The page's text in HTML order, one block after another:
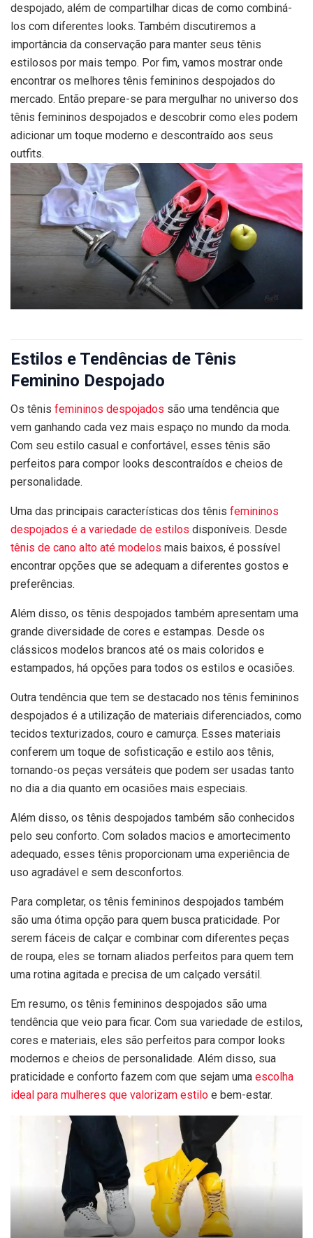
despojado, além de compartilhar dicas de como combiná-
los com diferentes looks. Também discutiremos a
importância da conservação para manter seus tênis
estilosos por mais tempo. Por fim, vamos mostrar onde
encontrar os melhores tênis femininos despojados do
mercado. Então prepare-se para mergulhar no universo dos
tênis femininos despojados e descobrir como eles podem
adicionar um toque moderno e descontraído aos seus
outfits.
Estilos e Tendências de Tênis
Feminino Despojado
Os tênis femininos despojados são uma tendência que
vem ganhando cada vez mais espaço no mundo da moda.
Com seu estilo casual e confortável, esses tênis são
perfeitos para compor looks descontraídos e cheios de
personalidade.
Uma das principais características dos tênis femininos
despojados é a variedade de estilos disponíveis. Desde
tênis de cano alto até modelos mais baixos, é possível
encontrar opções que se adequam a diferentes gostos e
preferências.
Além disso, os tênis despojados também apresentam uma
grande diversidade de cores e estampas. Desde os
clássicos modelos brancos até os mais coloridos e
estampados, há opções para todos os estilos e ocasiões.
Outra tendência que tem se destacado nos tênis femininos
despojados é a utilização de materiais diferenciados, como
tecidos texturizados, couro e camurça. Esses materiais
conferem um toque de sofisticação e estilo aos tênis,
tornando-os peças versáteis que podem ser usadas tanto
no dia a dia quanto em ocasiões mais especiais.
Além disso, os tênis despojados também são conhecidos
pelo seu conforto. Com solados macios e amortecimento
adequado, esses tênis proporcionam uma experiência de
uso agradável e sem desconfortos.
Para completar, os tênis femininos despojados também
são uma ótima opção para quem busca praticidade. Por
serem fáceis de calçar e combinar com diferentes peças
de roupa, eles se tornam aliados perfeitos para quem tem
uma rotina agitada e precisa de um calçado versátil.
Em resumo, os tênis femininos despojados são uma
tendência que veio para ficar. Com sua variedade de estilos,
cores e materiais, eles são perfeitos para compor looks
modernos e cheios de personalidade. Além disso, sua
praticidade e conforto fazem com que sejam uma escolha
ideal para mulheres que valorizam estilo e bem-estar.